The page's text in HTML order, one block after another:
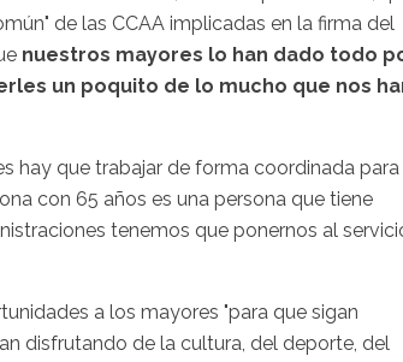
de las CCAA implicadas en la firma del
nuestros mayores lo han dado todo
un poquito de lo mucho que nos
hay que trabajar de forma coordinada para
con 65 años es una persona que tiene
tenemos que ponernos al
a los mayores "para que sigan
disfrutando de la cultura, del deporte, del